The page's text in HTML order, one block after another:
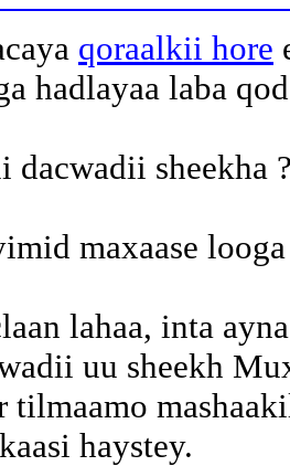
qoraalkii hore
hadlayaa laba
dacwadii sheekha
maxaase
lahaa, inta
uu sheekh
tilmaamo
haystey.